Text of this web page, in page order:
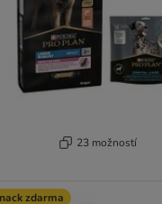
23 možností
zdarma